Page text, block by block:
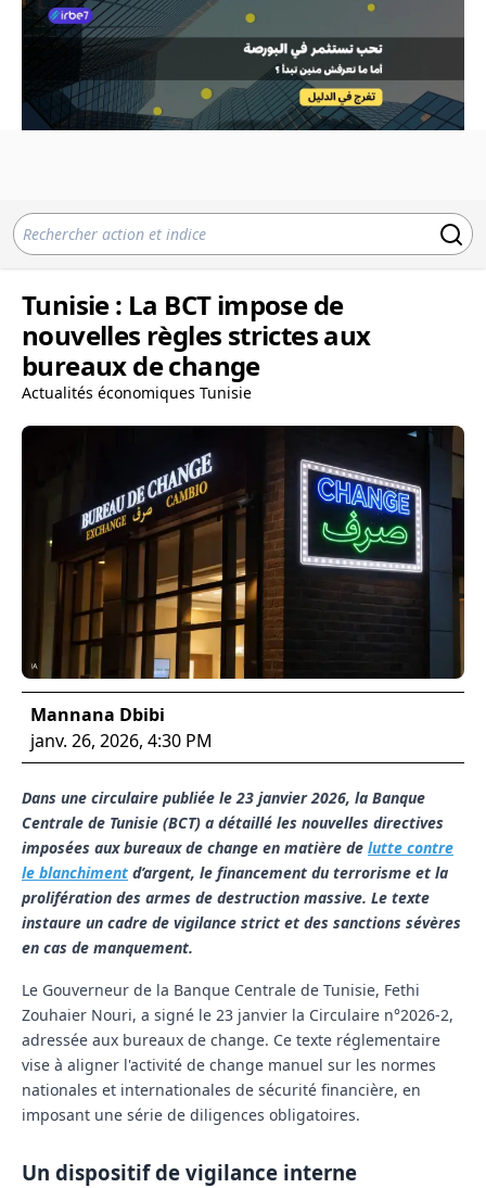
Tunisie : La BCT impose de
nouvelles règles strictes aux
bureaux de change
Actualités économiques Tunisie
Mannana Dbibi
janv. 26, 2026, 4:30 PM
Dans une circulaire publiée le 23 janvier 2026, la Banque
Centrale de Tunisie (BCT) a détaillé les nouvelles directives
imposées aux bureaux de change en matière de lutte contre
le blanchiment d’argent, le financement du terrorisme et la
prolifération des armes de destruction massive. Le texte
instaure un cadre de vigilance strict et des sanctions sévères
en cas de manquement.
Le Gouverneur de la Banque Centrale de Tunisie, Fethi
Zouhaier Nouri, a signé le 23 janvier la Circulaire n°2026-2,
adressée aux bureaux de change. Ce texte réglementaire
vise à aligner l'activité de change manuel sur les normes
nationales et internationales de sécurité financière, en
imposant une série de diligences obligatoires.
Un dispositif de vigilance interne